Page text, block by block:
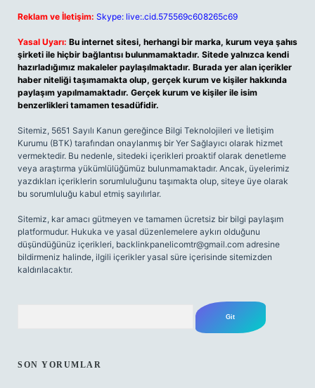
Reklam ve İletişim: Skype: live:.cid.575569c608265c69
Yasal Uyarı: Bu internet sitesi, herhangi bir marka, kurum veya şahıs
şirketi ile hiçbir bağlantısı bulunmamaktadır. Sitede yalnızca kendi
hazırladığımız makaleler paylaşılmaktadır. Burada yer alan içerikler
haber niteliği taşımamakta olup, gerçek kurum ve kişiler hakkında
paylaşım yapılmamaktadır. Gerçek kurum ve kişiler ile isim
benzerlikleri tamamen tesadüfidir.
Sitemiz, 5651 Sayılı Kanun gereğince Bilgi Teknolojileri ve İletişim
Kurumu (BTK) tarafından onaylanmış bir Yer Sağlayıcı olarak hizmet
vermektedir. Bu nedenle, sitedeki içerikleri proaktif olarak denetleme
veya araştırma yükümlülüğümüz bulunmamaktadır. Ancak, üyelerimiz
yazdıkları içeriklerin sorumluluğunu taşımakta olup, siteye üye olarak
bu sorumluluğu kabul etmiş sayılırlar.
Sitemiz, kar amacı gütmeyen ve tamamen ücretsiz bir bilgi paylaşım
platformudur. Hukuka ve yasal düzenlemelere aykırı olduğunu
düşündüğünüz içerikleri, backlinkpanelicomtr@gmail.com adresine
bildirmeniz halinde, ilgili içerikler yasal süre içerisinde sitemizden
kaldırılacaktır.
SON YORUMLAR